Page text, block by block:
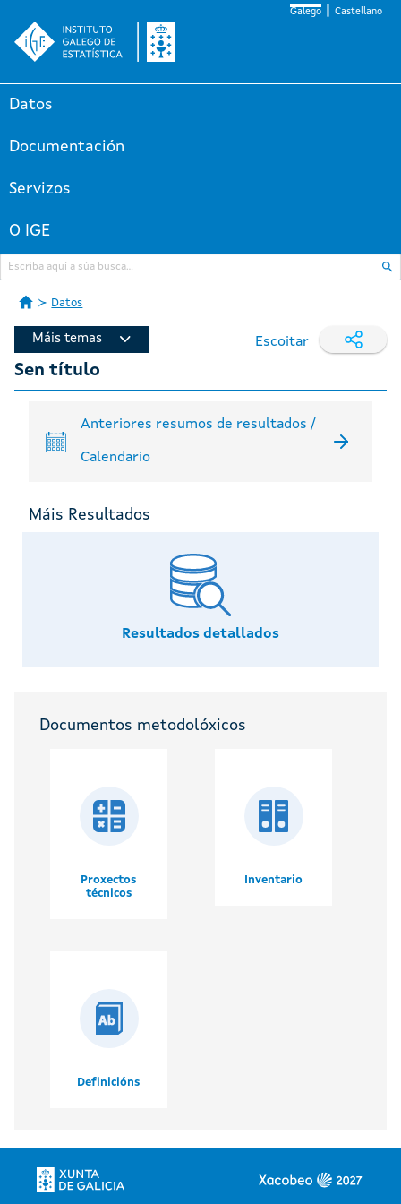
Galego Castellano
Datos
Documentación
Servizos
O IGE
Datos
Máis temas Escoitar
Sen título
Anteriores resumos de resultados /
Calendario
Máis Resultados
Resultados detallados
Documentos metodolóxicos
Proxectos
técnicos
Inventario
Definicións